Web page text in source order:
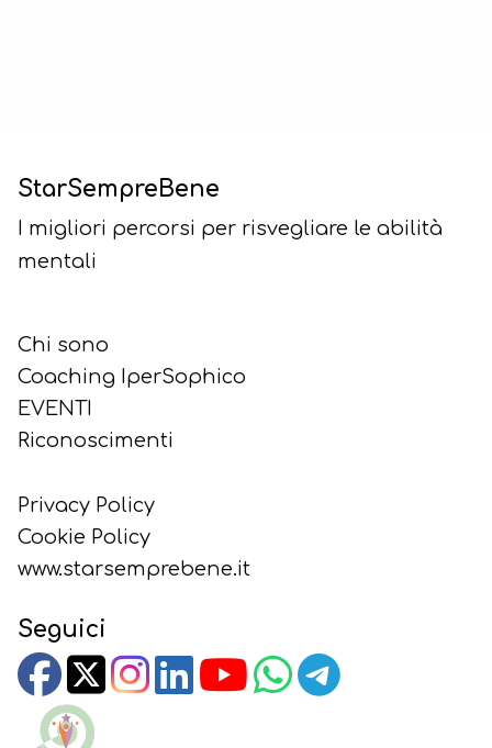
StarSempreBene
I migliori percorsi per risvegliare le abilità
mentali
Chi sono
Coaching IperSophico
EVENTI
Riconoscimenti
Privacy Policy
Cookie Policy
www.starsemprebene.it
Seguici